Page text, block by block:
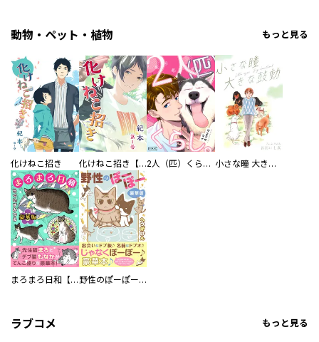
動物・ペット・植物 もっと見る
化けねこ招き 化けねこ招き【描きおろし付合冊版】 2人（匹）くらし。 小さな瞳 大きな鼓動
まろまろ日和【豪華版】 野性のぽーぽー【豪華版】
ラブコメ もっと見る